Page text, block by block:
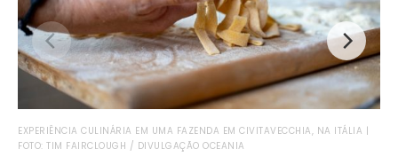
EXPERIÊNCIA CULINÁRIA EM UMA FAZENDA EM CIVITAVECCHIA, NA ITÁLIA |
FOTO: TIM FAIRCLOUGH / DIVULGAÇÃO OCEANIA